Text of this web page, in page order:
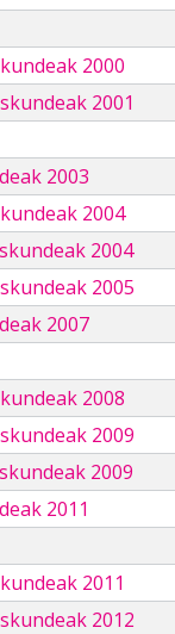
2000
2001
2003
2004
2004
2005
2007
2008
2009
2009
2011
2011
2012